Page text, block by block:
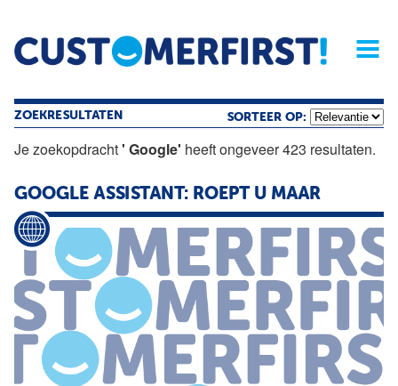
Home Opinie Archief
Magazine
ZOEKRESULTATEN SORTEER OP:
Je zoekopdracht' Google' heeft ongeveer 423 resultaten.
GOOGLE ASSISTANT: ROEPT U MAAR